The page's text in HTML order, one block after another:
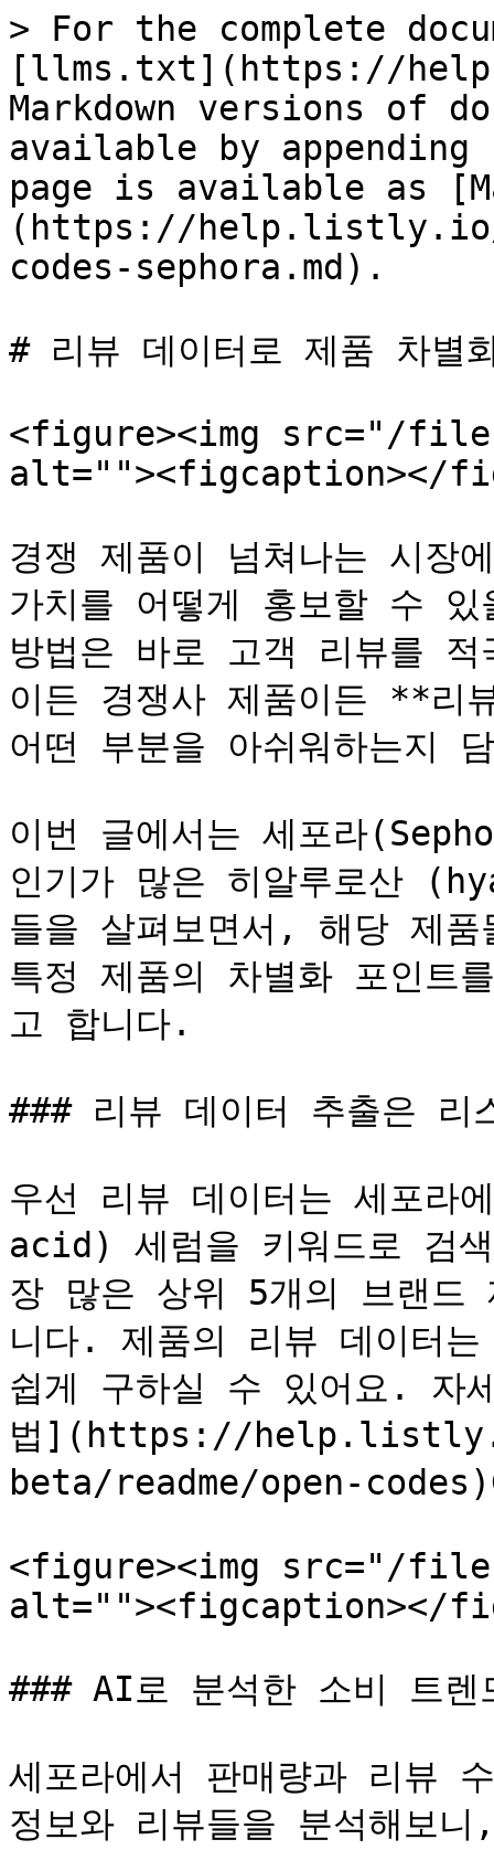
> For the complete
[llms.txt](https://
Markdown versions of
available by
page is available as
(https://help.listly.io/
codes-sephora.md).
# 리뷰 데이터로 제품 차별
<figure><img src="/files/
alt=""><figcaption></
경쟁 제품이 넘쳐나는 시장
가치를 어떻게 홍보할 수 있
방법은 바로 고객 리뷰를
이든 경쟁사 제품이든 **리
어떤 부분을 아쉬워하는지
이번 글에서는 세포라
인기가 많은 히알루로산
들을 살펴보면서, 해당 제
특정 제품의 차별화 포인트
고 합니다.
### 리뷰 데이터 추출은 리
우선 리뷰 데이터는 세포
acid) 세럼을 키워드로 검
장 많은 상위 5개의 브랜드
니다. 제품의 리뷰 데이터
쉽게 구하실 수 있어요. 자
법](https://
beta/readme/open-codes)
<figure><img src="/files/
alt=""><figcaption></
### AI로 분석한 소비 트렌
세포라에서 판매량과 리뷰
정보와 리뷰들을 분석해보